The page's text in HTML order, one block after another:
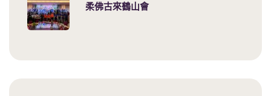
柔佛古來鶴山會